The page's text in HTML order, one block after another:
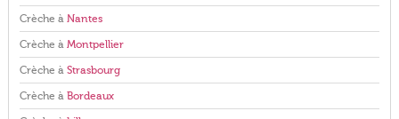
Crèche à Nantes
Crèche à Montpellier
Crèche à Strasbourg
Crèche à Bordeaux